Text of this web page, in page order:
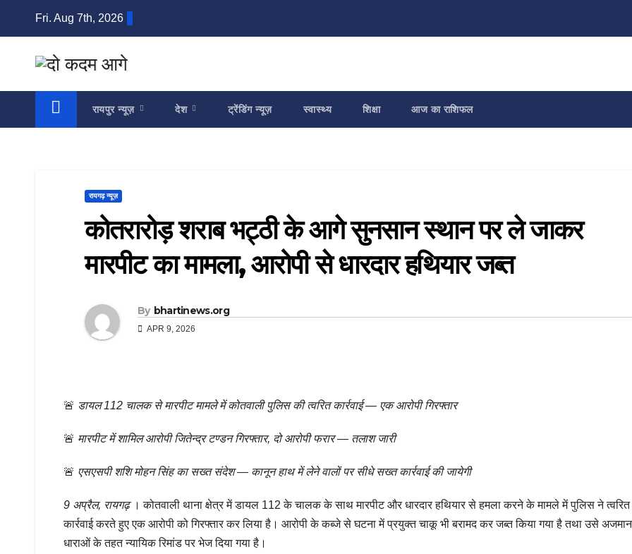
Fri. Aug 7th, 2026
रायपुर न्यूज़ देश ट्रेंडिंग न्यूज़ स्वास्थ्य शिक्षा आज का राशिफल
रायगढ़ न्यूज़
कोतरारोड़ शराब भट्ठी के आगे सुनसान स्थान पर ले जाकर
मारपीट का मामला, आरोपी से धारदार हथियार जब्त
By bhartinews.org
APR 9, 2026
🚨 डायल 112 चालक से मारपीट मामले में कोतवाली पुलिस की त्वरित कार्रवाई — एक आरोपी गिरफ्तार
🚨 मारपीट में शामिल आरोपी जितेन्द्र टण्डन गिरफ्तार, दो आरोपी फरार — तलाश जारी
🚨 एसएसपी शशि मोहन सिंह का सख्त संदेश — कानून हाथ में लेने वालों पर सीधे सख्त कार्रवाई की जायेगी
9 अप्रैल, रायगढ़। कोतवाली थाना क्षेत्र में डायल 112 के चालक के साथ मारपीट और धारदार हथियार से हमला करने के मामले में पुलिस ने त्वरित
कार्रवाई करते हुए एक आरोपी को गिरफ्तार कर लिया है। आरोपी के कब्जे से घटना में प्रयुक्त चाकू भी बरामद कर जब्त किया गया है तथा उसे
धाराओं के तहत न्यायिक रिमांड पर भेज दिया गया है।